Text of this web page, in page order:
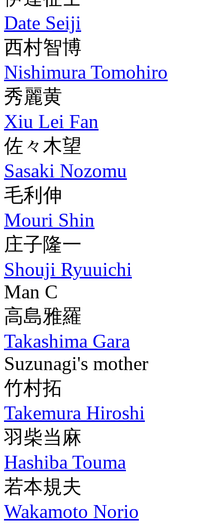
Date Seiji
西村智博
Nishimura Tomohiro
秀麗黄
Xiu Lei Fan
佐々木望
Sasaki Nozomu
毛利伸
Mouri Shin
庄子隆一
Shouji Ryuuichi
Man C
高島雅羅
Takashima Gara
Suzunagi's mother
竹村拓
Takemura Hiroshi
羽柴当麻
Hashiba Touma
若本規夫
Wakamoto Norio